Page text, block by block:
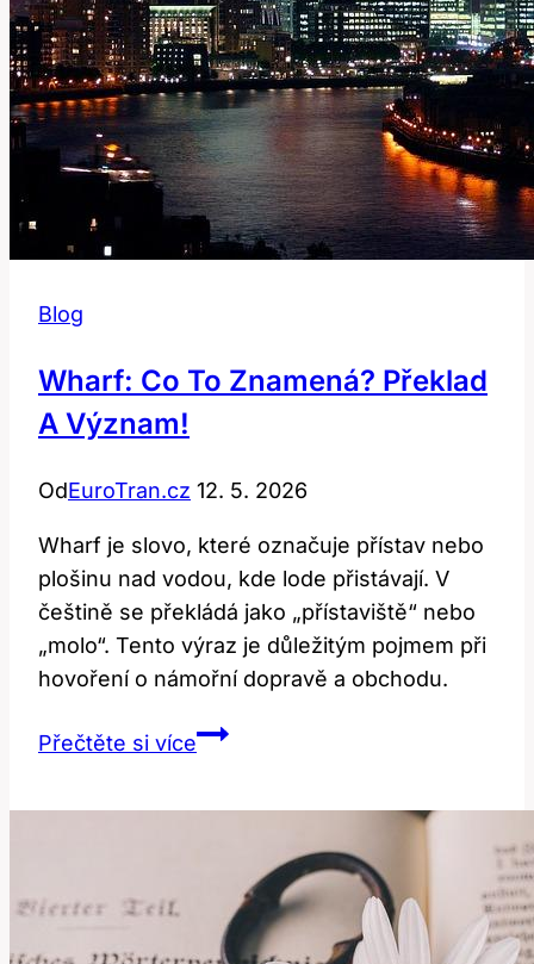
Blog
Wharf: Co To Znamená? Překlad
A Význam!
OdEuroTran.cz 12. 5. 2026
Wharf je slovo, které označuje přístav nebo
plošinu nad vodou, kde lode přistávají. V
češtině se překládá jako „přístaviště“ nebo
„molo“. Tento výraz je důležitým pojmem při
hovoření o námořní dopravě a obchodu.
Přečtěte si víceWharf:
Překlad
Význam!